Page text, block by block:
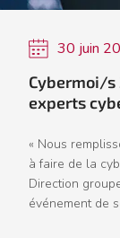
30 juin
Cybermoi/s
experts
« Nous
à faire de la
Direction
événement de